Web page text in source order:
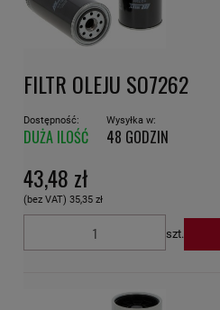
FILTR OLEJU SO7262
Dostępność:
DUŻA ILOŚĆ
Wysyłka w:
48 GODZIN
43,48 zł
(bez VAT) 35,35 zł
szt.